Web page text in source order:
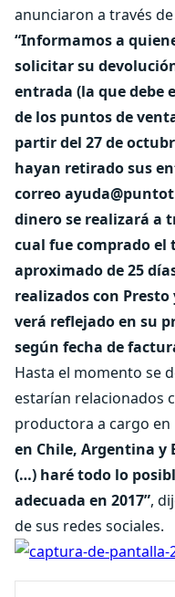
anunciaron a través
“Informamos a
solicitar su
entrada (la que debe
de los puntos de
partir del 27 de
hayan retirado sus
correo
dinero se realizará a
cual fue comprado el
aproximado de 25
realizados con
verá reflejado en su
según fecha de
Hasta el momento se
estarían relacionados
productora a cargo en
en Chile, Argentina y
(…) haré todo lo
adecuada en 2017”,
de sus redes sociales.